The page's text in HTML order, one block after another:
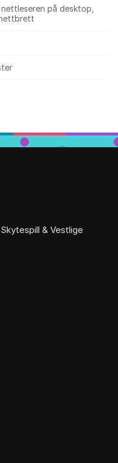
på desktop,
& Vestlige